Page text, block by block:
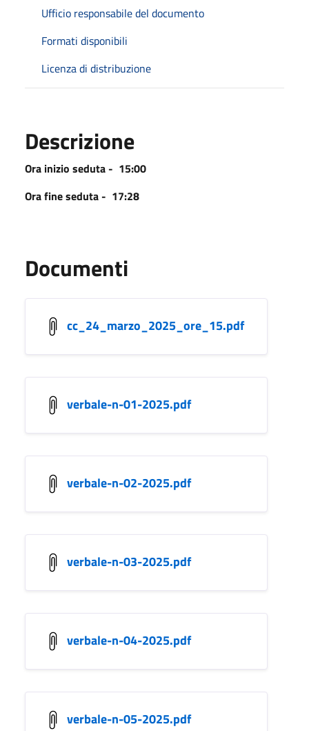
Ufficio responsabile del documento
Formati disponibili
Licenza di distribuzione
Descrizione
Ora inizio seduta - 15:00
Ora fine seduta - 17:28
Documenti
cc_24_marzo_2025_ore_15.pdf
verbale-n-01-2025.pdf
verbale-n-02-2025.pdf
verbale-n-03-2025.pdf
verbale-n-04-2025.pdf
verbale-n-05-2025.pdf